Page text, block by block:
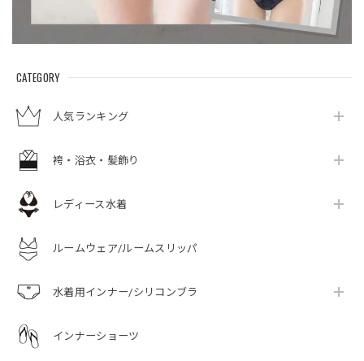
CATEGORY
人気ランキング
袴・浴衣・髪飾り
レディース水着
ルームウェア/ルームスリッパ
水着用インナー/シリコンブラ
インナーショーツ